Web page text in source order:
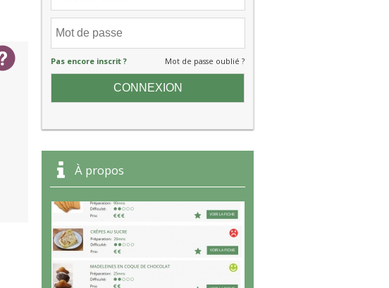
Pas encore inscrit ? Mot de passe oublié ?
À propos